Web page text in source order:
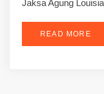
Jaksa Agung
READ MORE